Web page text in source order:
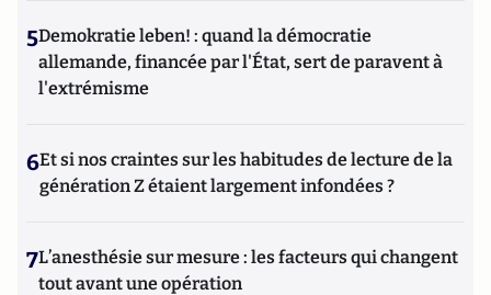
5Demokratie leben! : quand la démocratie
allemande, financée par l'État, sert de paravent à
l'extrémisme
6Et si nos craintes sur les habitudes de lecture de la
génération Z étaient largement infondées ?
7L’anesthésie sur mesure : les facteurs qui changent
tout avant une opération